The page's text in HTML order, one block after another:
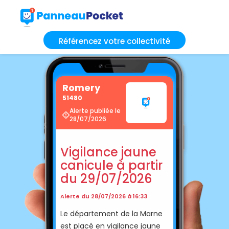
Référencez votre collectivité
Romery
51480
Alerte publiée le
28/07/2026
Vigilance jaune
canicule à partir
du 29/07/2026
Alerte du 28/07/2026 à 16:33
Le département de la Marne
est placé en vigilance jaune